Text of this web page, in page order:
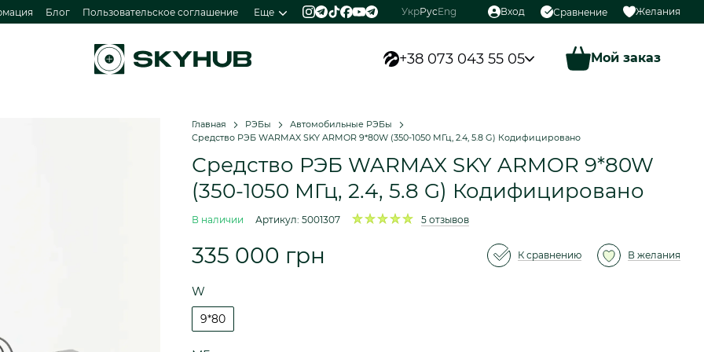
Блог Пользовательское соглашение Еще УкрРусEng Вход Сравнение Желания
+38 073 043 55 05 Мой заказ
Главная РЭБы
Автомобильные РЭБы
Средство РЭБ WARMAX SKY ARMOR 9*80W (350-1050 МГц, 2.4, 5.8 G) Кодифицировано
Средство РЭБ WARMAX SKY ARMOR 9*80W
(350-1050 МГц, 2.4, 5.8 G) Кодифицировано
В наличии Артикул: 5001307 5 отзывов
335 000 грн К сравнению В желания
W
9*80